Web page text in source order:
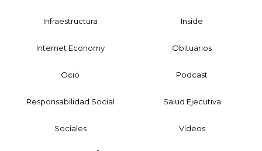
Infraestructura Inside
Internet Economy Obituarios
Ocio Podcast
Responsabilidad Social Salud Ejecutiva
Sociales Videos